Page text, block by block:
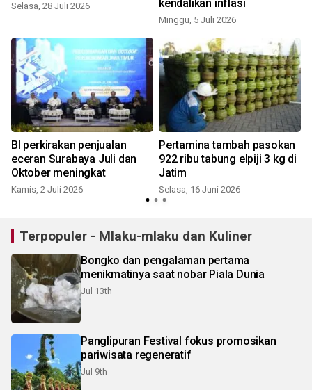
Selasa, 28 Juli 2026 kendalikan inflasi
Minggu, 5 Juli 2026
BI perkirakan penjualan
eceran Surabaya Juli dan
Oktober meningkat
Kamis, 2 Juli 2026
Pertamina tambah pasokan
922 ribu tabung elpiji 3 kg di
Jatim
Selasa, 16 Juni 2026
Terpopuler - Mlaku-mlaku dan Kuliner
Bongko dan pengalaman pertama
menikmatinya saat nobar Piala Dunia
Jul 13th
Panglipuran Festival fokus promosikan
pariwisata regeneratif
Jul 9th